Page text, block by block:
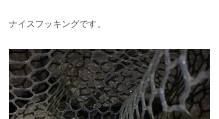
ナイスフッキングです。